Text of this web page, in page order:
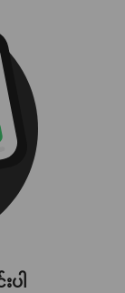
ါ